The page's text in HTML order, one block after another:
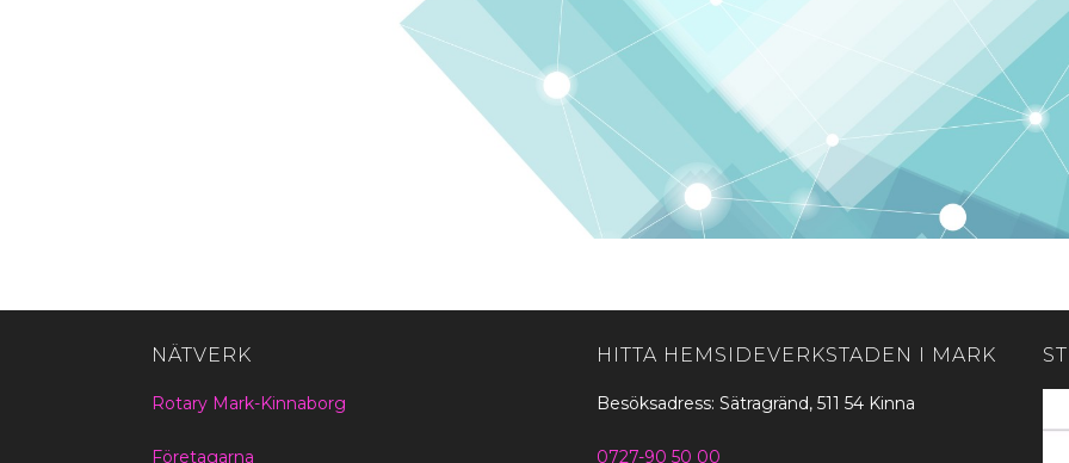
NÄTVERK
Rotary Mark-Kinnaborg
Företagarna
HITTA HEMSIDEVERKSTADEN I MARK
Besöksadress: Sätragränd, 511 54 Kinna
0727-90 50 00